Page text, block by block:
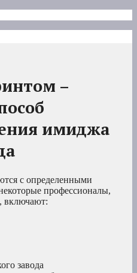
–
имиджа
с определенными
профессионалы,
включают:
завода